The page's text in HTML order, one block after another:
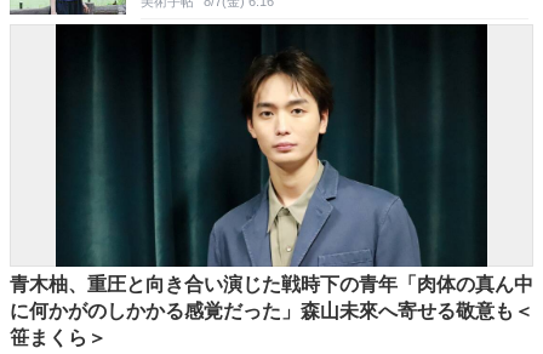
青木柚、重圧と向き合い演じた戦時下の青年「肉体の真ん中
に何かがのしかかる感覚だった」森山未來へ寄せる敬意も＜
笹まくら＞